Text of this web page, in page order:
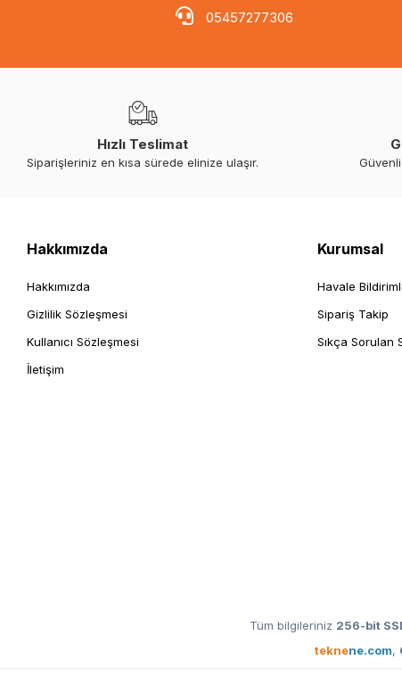
05457277306
Hızlı Teslimat
Siparişleriniz en kısa sürede elinize ulaşır.
Hakkımızda
Hakkımızda
Gizlilik Sözleşmesi
Kullanıcı Sözleşmesi
İletişim
Kurumsal
Havale
Sipariş Takip
Sıkça Sorulan
Tüm bilgileriniz 256-bit
teknene.com,